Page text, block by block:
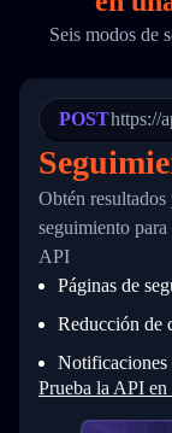
21
24
26
27
28
29
32
34
    ]
}
Seis modos de
POSThttps://
Obtén resultados
seguimiento
API
Páginas de
Reducción de
Notificaciones
Prueba la API